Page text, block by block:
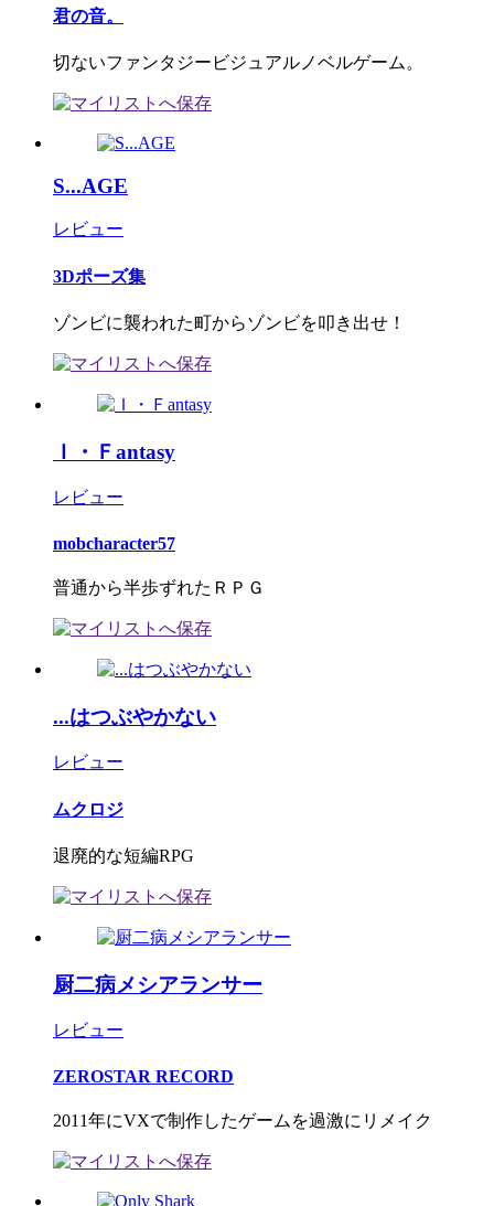
君の音。
切ないファンタジービジュアルノベルゲーム。
S...AGE
レビュー
3Dポーズ集
ゾンビに襲われた町からゾンビを叩き出せ！
Ｉ・Ｆantasy
レビュー
mobcharacter57
普通から半歩ずれたＲＰＧ
...はつぶやかない
レビュー
ムクロジ
退廃的な短編RPG
厨二病メシアランサー
レビュー
ZEROSTAR RECORD
2011年にVXで制作したゲームを過激にリメイク